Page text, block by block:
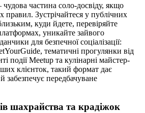
частина соло‑досвіду, якщо
правил. Зустрічайтеся у публічних
куди йдете, перевіряйте
уникайте зайвого
для безпечної соціалізації:
тематичні прогулянки від
події Meetup та кулінарні майстер-
клієнток, такий формат дає
забезпечує передбачуване
шахрайства та крадіжок